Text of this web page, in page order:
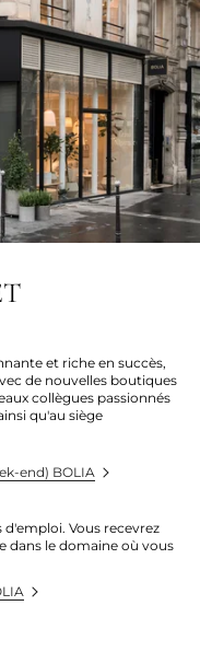
et riche en succès,
de nouvelles boutiques
collègues passionnés
qu'au siège
end) BOLIA
Vous recevrez
dans le domaine où vous